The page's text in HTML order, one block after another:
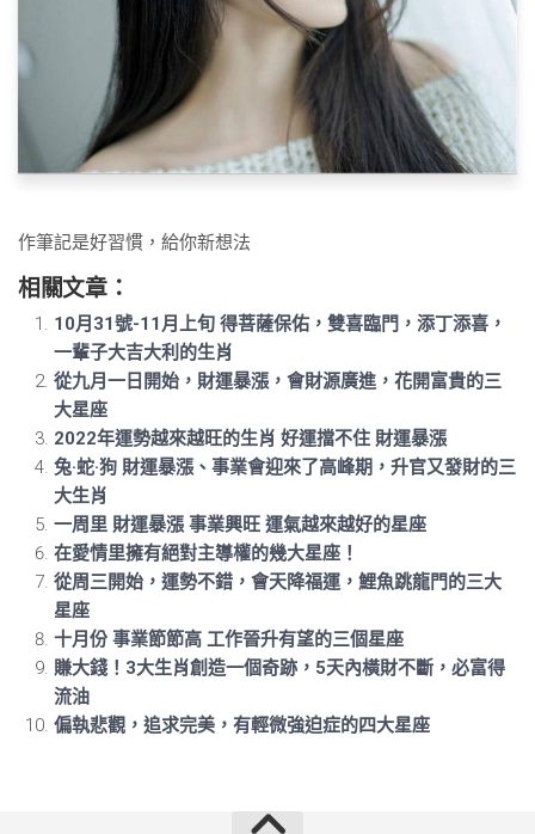
作筆記是好習慣，給你新想法
相關文章：
10月31號-11月上旬 得菩薩保佑，雙喜臨門，添丁添喜，
一輩子大吉大利的生肖
從九月一日開始，財運暴漲，會財源廣進，花開富貴的三
大星座
2022年運勢越來越旺的生肖 好運擋不住 財運暴漲
兔·蛇·狗 財運暴漲、事業會迎來了高峰期，升官又發財的三
大生肖
一周里 財運暴漲 事業興旺 運氣越來越好的星座
在愛情里擁有絕對主導權的幾大星座！
從周三開始，運勢不錯，會天降福運，鯉魚跳龍門的三大
星座
十月份 事業節節高 工作晉升有望的三個星座
賺大錢！3大生肖創造一個奇跡，5天內橫財不斷，必富得
流油
偏執悲觀，追求完美，有輕微強迫症的四大星座